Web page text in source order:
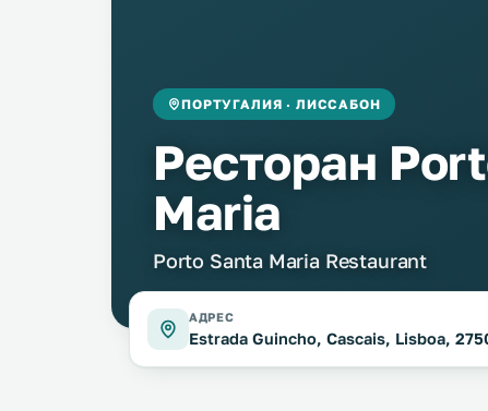
ПОРТУГАЛИЯ · ЛИССАБОН
Ресторан
Maria
Porto Santa Maria Restaurant
АДРЕС
Estrada Guincho, Cascais, Lisboa,